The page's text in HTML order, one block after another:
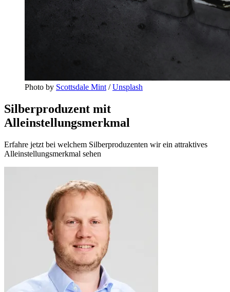
Photo by Scottsdale Mint / Unsplash
Silberproduzent mit
Alleinstellungsmerkmal
Erfahre jetzt bei welchem Silberproduzenten wir ein attraktives
Alleinstellungsmerkmal sehen